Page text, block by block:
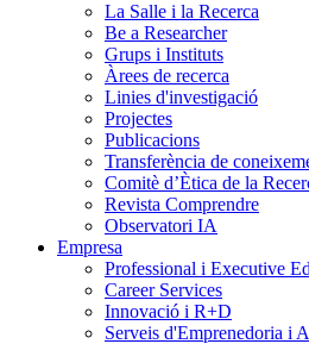
La Salle i la Recerca
Be a Researcher
Grups i Instituts
Àrees de recerca
Linies d'investigació
Projectes
Publicacions
Transferència de
Comitè d’Ètica de la
Revista Comprendre
Observatori IA
Empresa
Professional i Executive
Career Services
Innovació i R+D
Serveis d'Emprenedoria i